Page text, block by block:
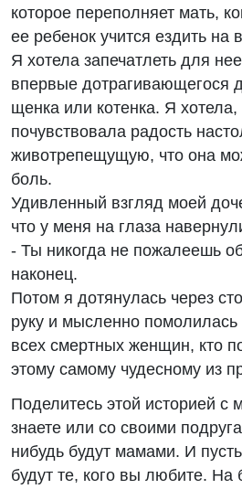
которое переполняет мать,
ее ребенок учится ездить на
Я хотела запечатлеть для
впервые дотрагивающегося
щенка или котенка. Я
почувствовала радость
животрепещущую, что она
боль.
Удивленный взгляд моей
что у меня на глаза
- Ты никогда не пожалеешь
наконец.
Потом я дотянулась через
руку и мысленно помолилась
всех смертных женщин, кто
этому самому чудесному из
Поделитесь этой историей с
знаете или со своими
нибудь будут мамами. И
будут те, кого вы любите. На